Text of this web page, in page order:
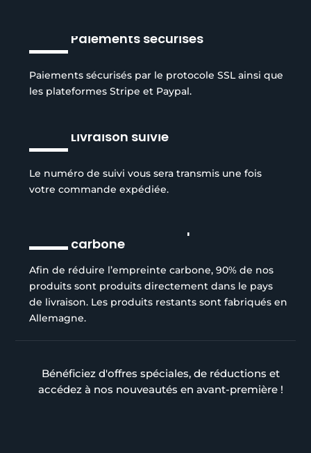
Paiements sécurisés
Paiements sécurisés par le protocole SSL ainsi que
les plateformes Stripe et Paypal.
Livraison suivie
Le numéro de suivi vous sera transmis une fois
votre commande expédiée.
carbone
Afin de réduire l’empreinte carbone, 90% de nos
produits sont produits directement dans le pays
de livraison. Les produits restants sont fabriqués en
Allemagne.
Bénéficiez d'offres spéciales, de réductions et
accédez à nos nouveautés en avant-première !